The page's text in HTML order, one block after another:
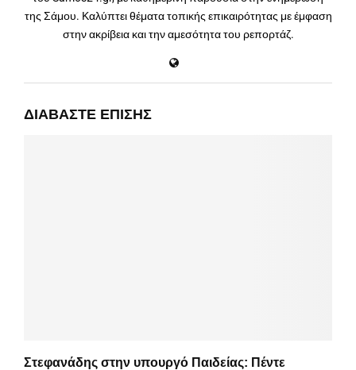
της Σάμου. Καλύπτει θέματα τοπικής επικαιρότητας με έμφαση
στην ακρίβεια και την αμεσότητα του ρεπορτάζ.
ΔΙΑΒΆΣΤΕ ΕΠΊΣΗΣ
Στεφανάδης στην υπουργό Παιδείας: Πέντε